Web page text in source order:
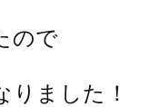
ので
りました！